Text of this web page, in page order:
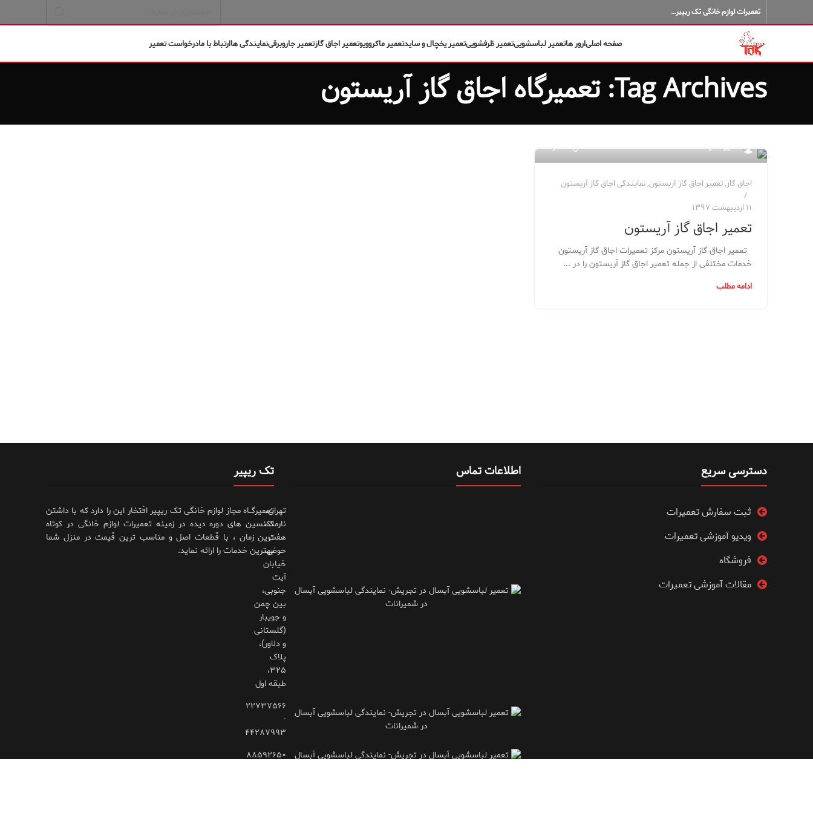
تعمیرات لوازم خانگی تک ریپیر…
صفحه اصلیارور هاتعمیر لباسشوییتعمیر ظرفشوییتعمیر یخچال و سایدتعمیر ماکروویوتعمیر اجاق گازتعمیر جاروبرقینمایندگی هاارتباط با مادرخواست تعمیر
Tag Archives: تعمیرگاه اجاق گاز آریستون
مدیر سایت
اجاق گاز,تعمیر اجاق گاز آریستون,نمایندگی اجاق گاز آریستون
۱۱ اردیبهشت ۱۳۹۷
تعمیر اجاق گاز آریستون
تعمیر اجاق گاز آریستون مرکز تعمیرات اجاق گاز آریستون
خدمات مختلفی از جمله تعمیر اجاق گاز آریستون را در ...
ادامه مطلب
تک ریپیر
تعمیرگــاه مجاز لوازم خانگی تک ریپیر افتخار این را دارد که با داشتن
تکنسین های دوره دیده در زمینه تعمیرات لوازم خانگی در کوتاه
ترین زمان ، با قطعات اصل و مناسب ترین قیمت در منزل شما
بهترین خدمات را ارائه نماید.
اطلاعات تماس
تهران،
نارمک،
هفت
حوض،
خیابان
آیت
جنوبی،
بین چمن
و جویبار
(گلستانی
و دلاور)،
پلاک
۳۲۵،
طبقه اول
۲۲۷۳۷۵۶۶
-
۴۴۲۸۷۹۹۳
۸۸۵۹۲۶۵۰
دسترسی سریع
ثبت سفارش تعمیرات
ویدیو آموزشی تعمیرات
فروشگاه
مقالات آموزشی تعمیرات